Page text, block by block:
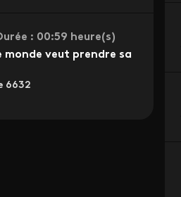
: 00:59 heure(s)
monde veut prendre sa
6632